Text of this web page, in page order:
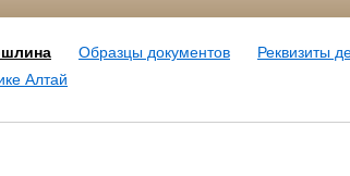
Образцы документов
Реквизиты
Алтай